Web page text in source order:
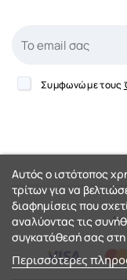
Συμφωνώ με τους
Αυτός ο ιστότοπος
τρίτων για να
διαφημίσεις που
αναλύοντας τις
συγκατάθεσή σας
Περισσότερες